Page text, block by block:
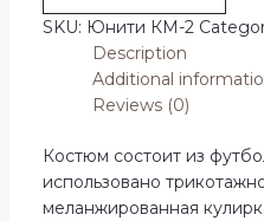
SKU: Юнити КМ-2
Description
Additional
Reviews (0)
Костюм состоит из
использовано
меланжированная